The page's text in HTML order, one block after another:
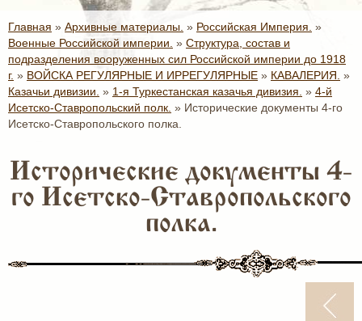
Главная » Архивные материалы. » Российская Империя. »
Военные Российской империи. » Структура, состав и
подразделения вооруженных сил Российской империи до 1918
г. » ВОЙСКА РЕГУЛЯРНЫЕ И ИРРЕГУЛЯРНЫЕ » КАВАЛЕРИЯ. »
Казачьи дивизии. » 1-я Туркестанская казачья дивизия. » 4-й
Исетско-Ставропольский полк. » Исторические документы 4-го
Исетско-Ставропольского полка.
Исторические документы 4-
го Исетско-Ставропольского
полка.